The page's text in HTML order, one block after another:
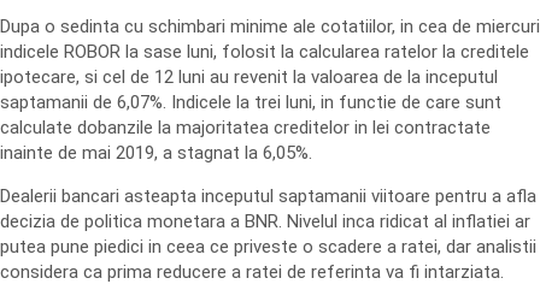
Dupa o sedinta cu schimbari minime ale cotatiilor, in cea de miercuri
indicele ROBOR la sase luni, folosit la calcularea ratelor la creditele
ipotecare, si cel de 12 luni au revenit la valoarea de la inceputul
saptamanii de 6,07%. Indicele la trei luni, in functie de care sunt
calculate dobanzile la majoritatea creditelor in lei contractate
inainte de mai 2019, a stagnat la 6,05%.
Dealerii bancari asteapta inceputul saptamanii viitoare pentru a afla
decizia de politica monetara a BNR. Nivelul inca ridicat al inflatiei ar
putea pune piedici in ceea ce priveste o scadere a ratei, dar analistii
considera ca prima reducere a ratei de referinta va fi intarziata.